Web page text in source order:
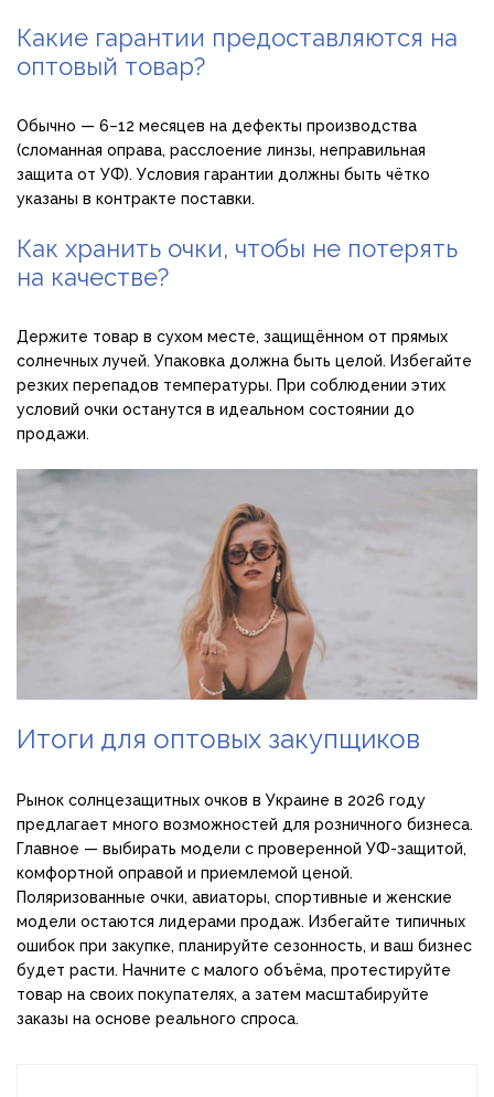
Какие гарантии предоставляются на
оптовый товар?
Обычно — 6–12 месяцев на дефекты производства
(сломанная оправа, расслоение линзы, неправильная
защита от УФ). Условия гарантии должны быть чётко
указаны в контракте поставки.
Как хранить очки, чтобы не потерять
на качестве?
Держите товар в сухом месте, защищённом от прямых
солнечных лучей. Упаковка должна быть целой. Избегайте
резких перепадов температуры. При соблюдении этих
условий очки останутся в идеальном состоянии до
продажи.
Итоги для оптовых закупщиков
Рынок солнцезащитных очков в Украине в 2026 году
предлагает много возможностей для розничного бизнеса.
Главное — выбирать модели с проверенной УФ-защитой,
комфортной оправой и приемлемой ценой.
Поляризованные очки, авиаторы, спортивные и женские
модели остаются лидерами продаж. Избегайте типичных
ошибок при закупке, планируйте сезонность, и ваш бизнес
будет расти. Начните с малого объёма, протестируйте
товар на своих покупателях, а затем масштабируйте
заказы на основе реального спроса.